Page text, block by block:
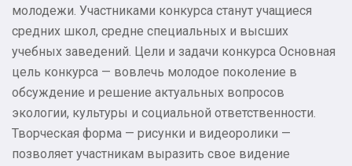
молодежи. Участниками конкурса станут учащиеся
средних школ, средне специальных и высших
учебных заведений. Цели и задачи конкурса Основная
цель конкурса — вовлечь молодое поколение в
обсуждение и решение актуальных вопросов
экологии, культуры и социальной ответственности.
Творческая форма — рисунки и видеоролики —
позволяет участникам выразить свое видение